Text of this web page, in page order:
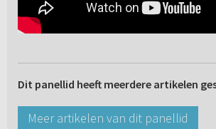
Dit panellid heeft meerdere artikelen
Meer artikelen van dit panellid